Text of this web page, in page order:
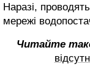
Наразі,
мережі
Читайте